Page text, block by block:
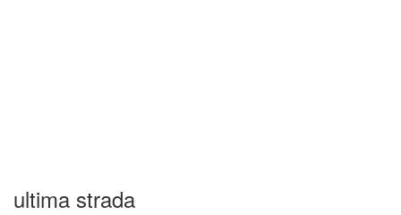
ultima strada